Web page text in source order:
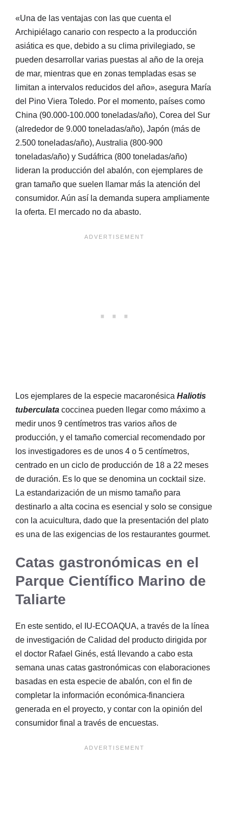
«Una de las ventajas con las que cuenta el
Archipiélago canario con respecto a la producción
asiática es que, debido a su clima privilegiado, se
pueden desarrollar varias puestas al año de la oreja
de mar, mientras que en zonas templadas esas se
limitan a intervalos reducidos del año», asegura María
del Pino Viera Toledo. Por el momento, países como
China (90.000-100.000 toneladas/año), Corea del Sur
(alrededor de 9.000 toneladas/año), Japón (más de
2.500 toneladas/año), Australia (800-900
toneladas/año) y Sudáfrica (800 toneladas/año)
lideran la producción del abalón, con ejemplares de
gran tamaño que suelen llamar más la atención del
consumidor. Aún así la demanda supera ampliamente
la oferta. El mercado no da abasto.
Los ejemplares de la especie macaronésica Haliotis
tuberculata coccinea pueden llegar como máximo a
medir unos 9 centímetros tras varios años de
producción, y el tamaño comercial recomendado por
los investigadores es de unos 4 o 5 centímetros,
centrado en un ciclo de producción de 18 a 22 meses
de duración. Es lo que se denomina un cocktail size.
La estandarización de un mismo tamaño para
destinarlo a alta cocina es esencial y solo se consigue
con la acuicultura, dado que la presentación del plato
es una de las exigencias de los restaurantes gourmet.
Catas gastronómicas en el
Parque Científico Marino de
Taliarte
En este sentido, el IU-ECOAQUA, a través de la línea
de investigación de Calidad del producto dirigida por
el doctor Rafael Ginés, está llevando a cabo esta
semana unas catas gastronómicas con elaboraciones
basadas en esta especie de abalón, con el fin de
completar la información económica-financiera
generada en el proyecto, y contar con la opinión del
consumidor final a través de encuestas.